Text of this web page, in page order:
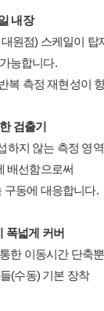
내장
원점) 스케일이 탑
능합니다.
복 측정 재현성이
검출기
하지 않는 측정 영
배선함으로써
구동에 대응합니다.
폭넓게 커버
한 이동시간 단축
(수동) 기본 장착